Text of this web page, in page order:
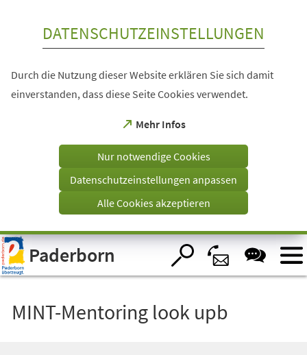
Visuelle
Assistenzsoftware
öffnen.
DATENSCHUTZEINSTELLUNGEN
Durch die Nutzung dieser Website erklären Sie sich damit
einverstanden, dass diese Seite Cookies verwendet.
Mehr Infos
(Öffnet
einem
Tab)
Nur notwendige Cookies
Datenschutzeinstellungen anpassen
Alle Cookies akzeptieren
Paderborn
MINT-Mentoring look upb